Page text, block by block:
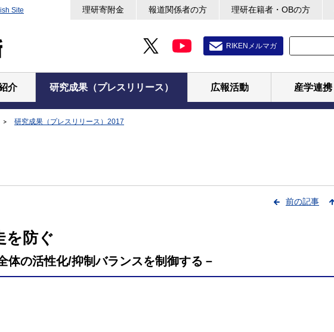
Site 理研寄附金 報道関係者の方 理研在籍者・OBの方
RIKENメルマガ
介 研究成果（プレスリリース） 広報活動 産学連携
研究成果（プレスリリース）2017
前の記事
を防ぐ
体の活性化/抑制バランスを制御する－